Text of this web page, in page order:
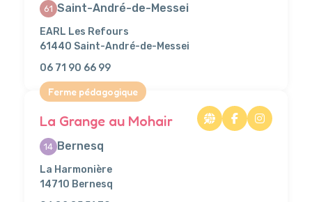
61 Saint-André-de-Messei
EARL Les Refours
61440 Saint-André-de-Messei
06 71 90 66 99
Ferme pédagogique
La Grange au Mohair
14 Bernesq
La Harmonière
14710 Bernesq